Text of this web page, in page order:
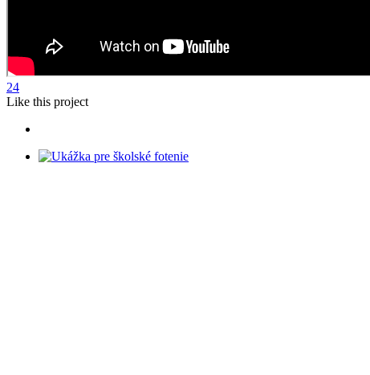
24
Like this project